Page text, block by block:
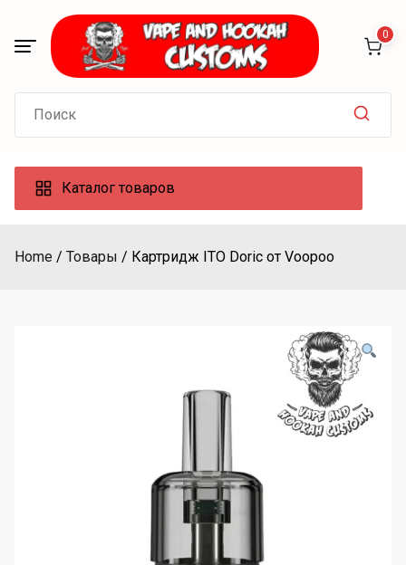
content
0
for:
Каталог товаров
Home Товары Картридж ITO Doric от Voopoo